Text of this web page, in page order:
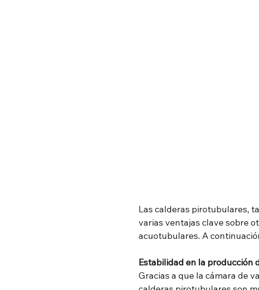
Las calderas pirotubulares,
varias ventajas clave sobre
acuotubulares. A
Estabilidad en la producción
Gracias a que la cámara de